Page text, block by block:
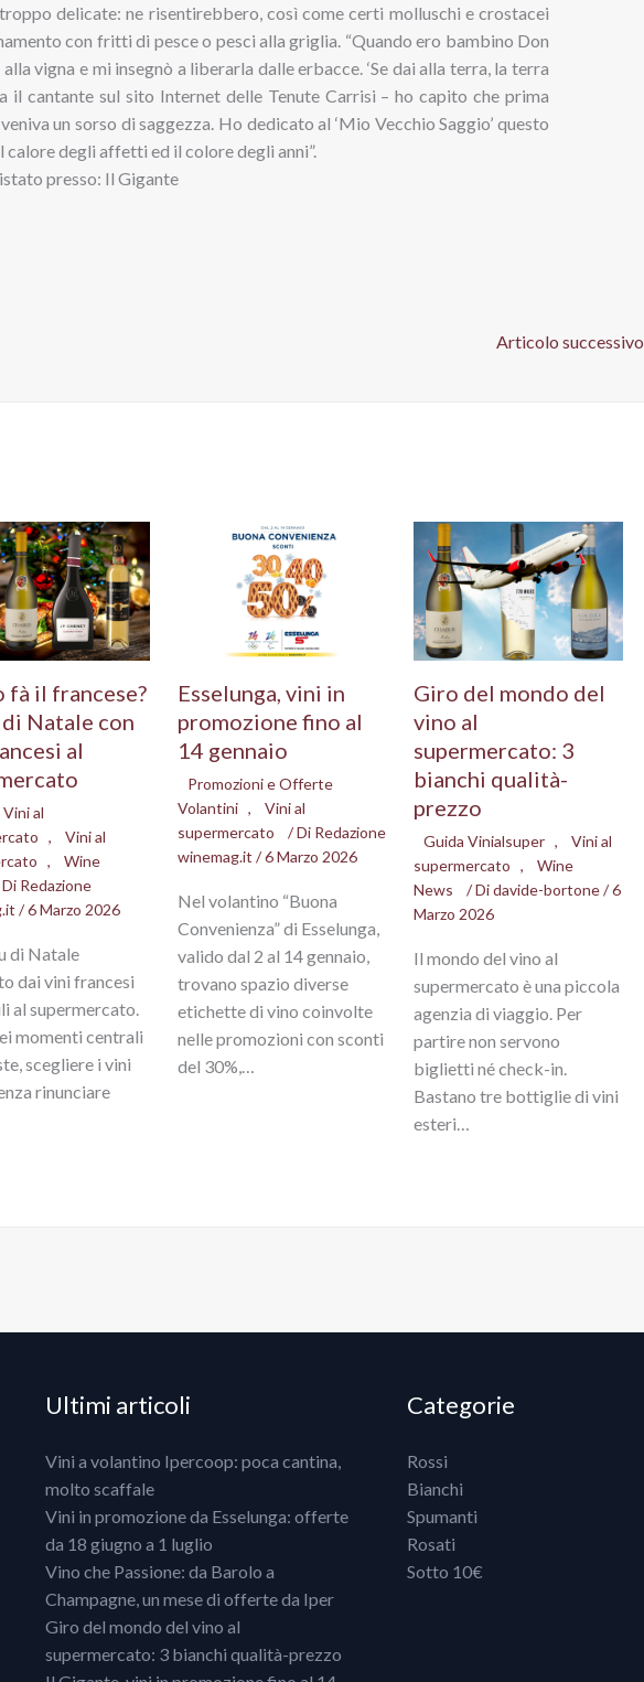
delicate: ne risentirebbero, così come certi molluschi e crostacei
con fritti di pesce o pesci alla griglia. “Quando ero bambino Don
vigna e mi insegnò a liberarla dalle erbacce. ‘Se dai alla terra, la terra
il cantante sul sito Internet delle Tenute Carrisi – ho capito che prima
un sorso di saggezza. Ho dedicato al ‘Mio Vecchio Saggio’ questo
degli affetti ed il colore degli anni”.
presso: Il Gigante
Articolo successivo
fà il francese?
Natale con
al
al
,
Vini al
,
Wine
Redazione
/6 Marzo 2026
di Natale
dai vini francesi
al supermercato.
momenti centrali
scegliere i vini
rinunciare
Esselunga, vini in
promozione fino al
14 gennaio
Promozioni e Offerte
Volantini ,
Vini al
supermercato
/ Di Redazione
winemag.it /6 Marzo 2026
Nel volantino “Buona
Convenienza” di Esselunga,
valido dal 2 al 14 gennaio,
trovano spazio diverse
etichette di vino coinvolte
nelle promozioni con sconti
del 30%,…
Giro del mondo del
vino al
supermercato: 3
bianchi qualità-
prezzo
Guida Vinialsuper ,
Vini al
supermercato
,
Wine
News
/ Didavide-bortone/6
Marzo 2026
Il mondo del vino al
supermercato è una piccola
agenzia di viaggio. Per
partire non servono
biglietti né check-in.
Bastano tre bottiglie di vini
esteri…
Ultimi articoli
Vini a volantino Ipercoop: poca cantina,
molto scaffale
Vini in promozione da Esselunga: offerte
da 18 giugno a 1 luglio
Vino che Passione: da Barolo a
Champagne, un mese di offerte da Iper
Giro del mondo del vino al
supermercato: 3 bianchi qualità-prezzo
Categorie
Rossi
Bianchi
Spumanti
Rosati
Sotto 10€